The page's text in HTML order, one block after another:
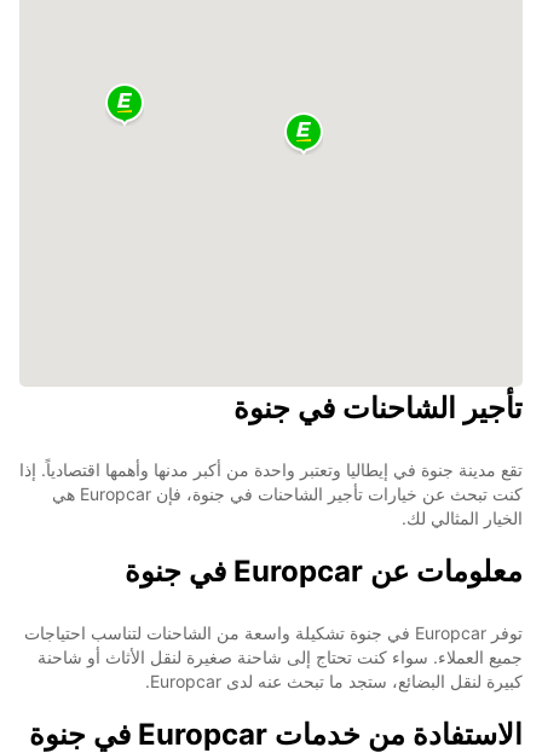
تأجير الشاحنات في جنوة
تقع مدينة جنوة في إيطاليا وتعتبر واحدة من أكبر مدنها وأهمها اقتصادياً. إذا
كنت تبحث عن خيارات تأجير الشاحنات في جنوة، فإن Europcar هي
الخيار المثالي لك.
معلومات عن Europcar في جنوة
توفر Europcar في جنوة تشكيلة واسعة من الشاحنات لتناسب احتياجات
جميع العملاء. سواء كنت تحتاج إلى شاحنة صغيرة لنقل الأثاث أو شاحنة
كبيرة لنقل البضائع، ستجد ما تبحث عنه لدى Europcar.
الاستفادة من خدمات Europcar في جنوة